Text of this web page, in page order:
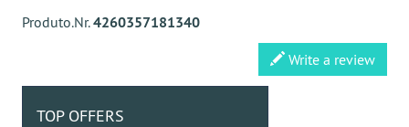
Produto.Nr.4260357181340
Write a review
TOP OFFERS